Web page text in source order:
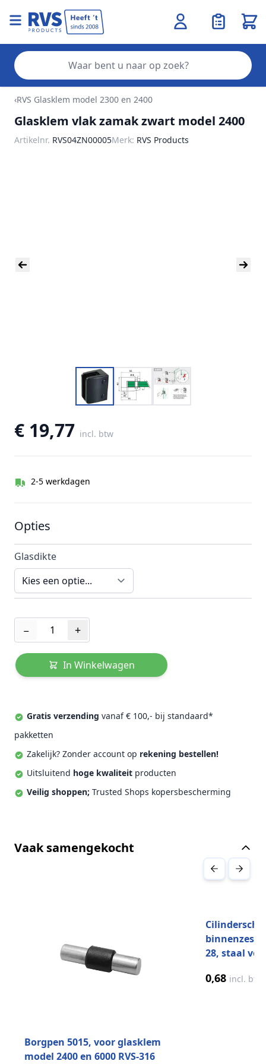
Ga naar de inhoud
‹RVS Glasklem model 2300 en 2400
Glasklem vlak zamak zwart model 2400
Artikelnr. RVS04ZN00005Merk: RVS Products
€ 19,77 incl. btw
2-5 werkdagen
Opties
Glasdikte
− +
In Winkelwagen
Gratis verzending vanaf € 100,- bij standaard*
pakketten
Zakelijk? Zonder account op rekening bestellen!
Uitsluitend hoge kwaliteit producten
Veilig shoppen; Trusted Shops kopersbescherming
Vaak samengekocht
Borgpen 5015, voor glasklem
model 2400 en 6000 RVS-316
28, staal
0,68 incl. btw